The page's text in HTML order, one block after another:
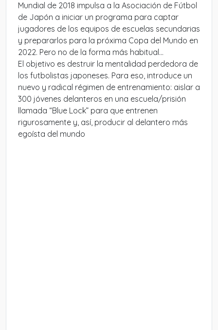
Mundial de 2018 impulsa a la Asociación de Fútbol
de Japón a iniciar un programa para captar
jugadores de los equipos de escuelas secundarias
y prepararlos para la próxima Copa del Mundo en
2022. Pero no de la forma más habitual…
El objetivo es destruir la mentalidad perdedora de
los futbolistas japoneses. Para eso, introduce un
nuevo y radical régimen de entrenamiento: aislar a
300 jóvenes delanteros en una escuela/prisión
llamada “Blue Lock” para que entrenen
rigurosamente y, así, producir al delantero más
egoísta del mundo